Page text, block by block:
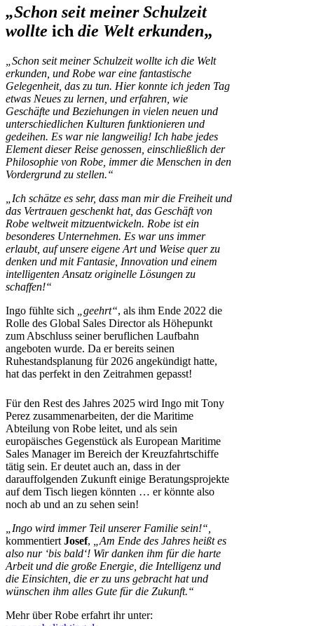
„Schon seit meiner Schulzeit
wollte ich die Welt erkunden„
„Schon seit meiner Schulzeit wollte ich die Welt
erkunden, und Robe war eine fantastische
Gelegenheit, das zu tun. Hier konnte ich jeden Tag
etwas Neues zu lernen, und erfahren, wie
Geschäfte und Beziehungen in vielen neuen und
unterschiedlichen Kulturen funktionieren und
gedeihen. Es war nie langweilig! Ich habe jedes
Element dieser Reise genossen, einschließlich der
Philosophie von Robe, immer die Menschen in den
Vordergrund zu stellen.“
„Ich schätze es sehr, dass man mir die Freiheit und
das Vertrauen geschenkt hat, das Geschäft von
Robe weltweit mitzuentwickeln. Robe ist ein
besonderes Unternehmen. Es war uns immer
erlaubt, auf unsere eigene Art und Weise quer zu
denken und mit Fantasie, Innovation und einem
intelligenten Ansatz originelle Lösungen zu
schaffen!“
Ingo fühlte sich
„geehrt“, als ihm Ende 2022 die
Rolle des Global Sales Director als Höhepunkt
zum Abschluss seiner beruflichen Laufbahn
angeboten wurde. Da er bereits seinen
Ruhestandsplanung für 2026 angekündigt hatte,
hat das perfekt in den Zeitrahmen gepasst!
Für den Rest des Jahres 2025 wird Ingo mit Tony
Perez zusammenarbeiten, der die Maritime
Abteilung von Robe leitet, und als sein
europäisches Gegenstück als European Maritime
Sales Manager im Bereich der Kreuzfahrtschiffe
tätig sein. Er deutet auch an, dass in der
darauffolgenden Zukunft einige Beratungsprojekte
auf dem Tisch liegen könnten … er könnte also
noch ab und an zu sehen sein!
„Ingo wird immer Teil unserer Familie sein!“,
kommentiert Josef, „Am Ende des Jahres heißt es
also nur ‘bis bald‘! Wir danken ihm für die harte
Arbeit und die große Energie, die Intelligenz und
die Einsichten, die er zu uns gebracht hat und
wünschen ihm alles Gute für die Zukunft.“
Mehr über Robe erfahrt ihr unter: